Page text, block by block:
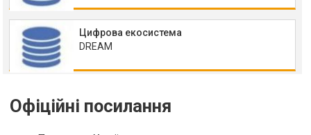
Цифрова екосистема
DREAM
Офіційні посилання